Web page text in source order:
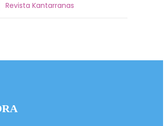
Revista Kantarranas